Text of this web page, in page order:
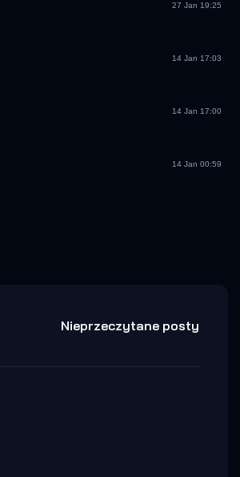
27 Jan 19:25
14 Jan 17:03
14 Jan 17:00
14 Jan 00:59
Nieprzeczytane posty